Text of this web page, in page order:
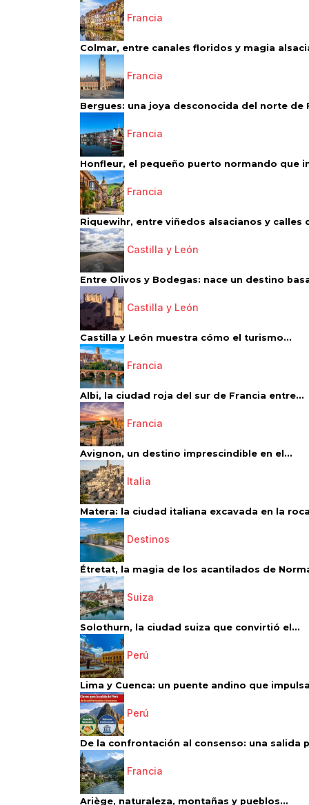
Francia
Colmar, entre canales floridos y magia
Francia
Bergues: una joya desconocida del norte de
Francia
Honfleur, el pequeño puerto normando que
Francia
Riquewihr, entre viñedos alsacianos y calles
Castilla y León
Entre Olivos y Bodegas: nace un destino
Castilla y León
Castilla y León muestra cómo el turismo...
Francia
Albi, la ciudad roja del sur de Francia entre...
Francia
Avignon, un destino imprescindible en el...
Italia
Matera: la ciudad italiana excavada en la
Destinos
Étretat, la magia de los acantilados de
Suiza
Solothurn, la ciudad suiza que convirtió el...
Perú
Lima y Cuenca: un puente andino que
Perú
De la confrontación al consenso: una salida
Francia
Ariège, naturaleza, montañas y pueblos...